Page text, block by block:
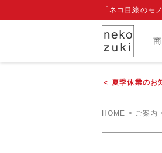
「ネコ目線のモ
＜ 夏季休業のお
HOME ご案内